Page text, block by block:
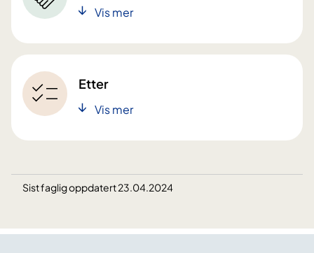
Vis mer
Etter
Vis mer
Sist faglig oppdatert 23.04.2024